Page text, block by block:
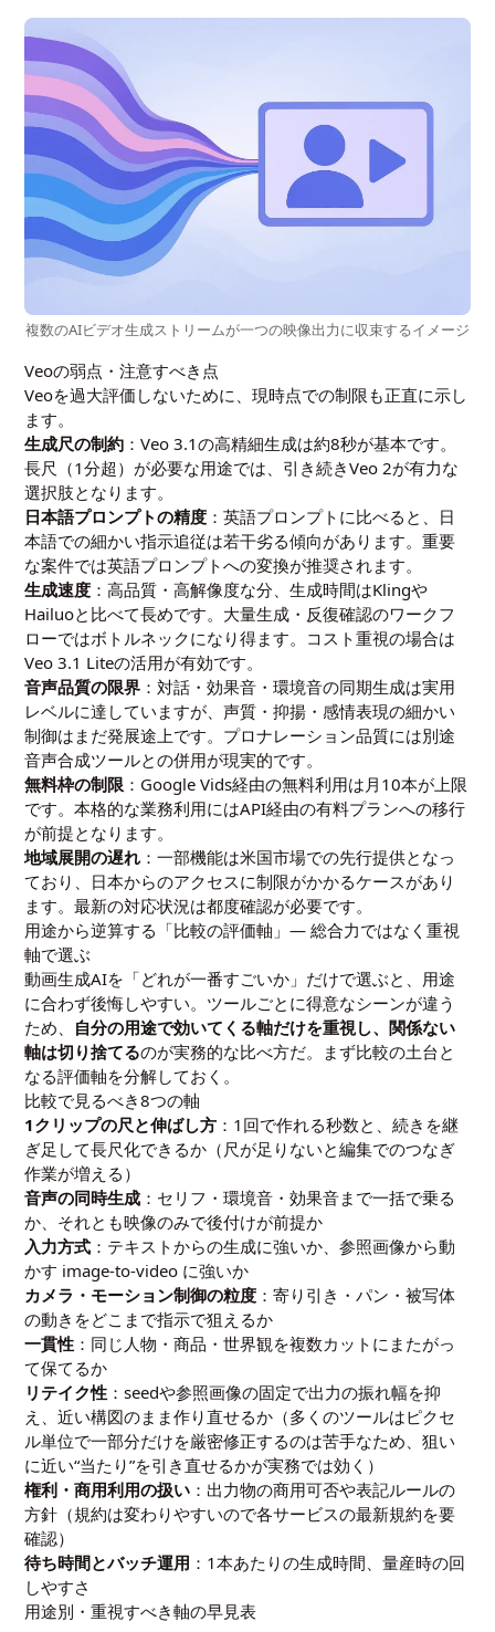
複数のAIビデオ生成ストリームが一つの映像出力に収束するイメージ
Veoの弱点・注意すべき点
Veoを過大評価しないために、現時点での制限も正直に示し
ます。
生成尺の制約 ：Veo 3.1の高精細生成は約8秒が基本です。
長尺（1分超）が必要な用途では、引き続きVeo 2が有力な
選択肢となります。
日本語プロンプトの精度 ：英語プロンプトに比べると、日
本語での細かい指示追従は若干劣る傾向があります。重要
な案件では英語プロンプトへの変換が推奨されます。
生成速度 ：高品質・高解像度な分、生成時間はKlingや
Hailuoと比べて長めです。大量生成・反復確認のワークフ
ローではボトルネックになり得ます。コスト重視の場合は
Veo 3.1 Liteの活用が有効です。
音声品質の限界 ：対話・効果音・環境音の同期生成は実用
レベルに達していますが、声質・抑揚・感情表現の細かい
制御はまだ発展途上です。プロナレーション品質には別途
音声合成ツールとの併用が現実的です。
無料枠の制限 ：Google Vids経由の無料利用は月10本が上限
です。本格的な業務利用にはAPI経由の有料プランへの移行
が前提となります。
地域展開の遅れ：一部機能は米国市場での先行提供となっ
ており、日本からのアクセスに制限がかかるケースがあり
ます。最新の対応状況は都度確認が必要です。
用途から逆算する「比較の評価軸」— 総合力ではなく重視
軸で選ぶ
動画生成AIを「どれが一番すごいか」だけで選ぶと、用途
に合わず後悔しやすい。ツールごとに得意なシーンが違う
ため、 自分の用途で効いてくる軸だけを重視し、関係ない
軸は切り捨てるのが実務的な比べ方だ。まず比較の土台と
なる評価軸を分解しておく。
比較で見るべき8つの軸
1クリップの尺と伸ばし方 ：1回で作れる秒数と、続きを継
ぎ足して長尺化できるか（尺が足りないと編集でのつなぎ
作業が増える）
音声の同時生成 ：セリフ・環境音・効果音まで一括で乗る
か、それとも映像のみで後付けが前提か
入力方式 ：テキストからの生成に強いか、参照画像から動
かす image-to-video に強いか
カメラ・モーション制御の粒度 ：寄り引き・パン・被写体
の動きをどこまで指示で狙えるか
一貫性 ：同じ人物・商品・世界観を複数カットにまたがっ
て保てるか
リテイク性 ：seedや参照画像の固定で出力の振れ幅を抑
え、近い構図のまま作り直せるか（多くのツールはピクセ
ル単位で一部分だけを厳密修正するのは苦手なため、狙い
に近い“当たり”を引き直せるかが実務では効く）
権利・商用利用の扱い ：出力物の商用可否や表記ルールの
方針（規約は変わりやすいので各サービスの最新規約を要
確認）
待ち時間とバッチ運用 ：1本あたりの生成時間、量産時の回
しやすさ
用途別・重視すべき軸の早見表